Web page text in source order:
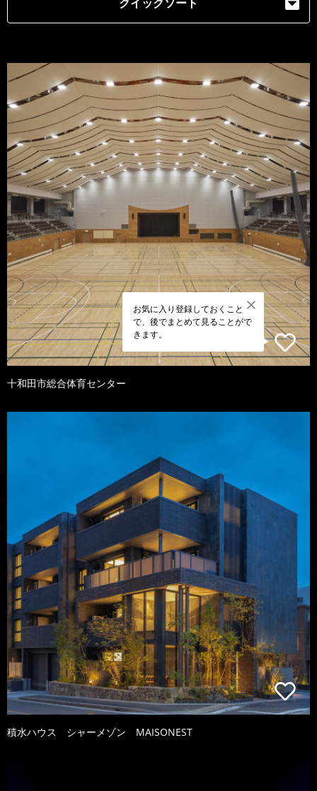
お気に入り登録しておくこと
で、後でまとめて見ることがで
きます。
十和田市総合体育センター
積水ハウス シャーメゾン MAISONEST